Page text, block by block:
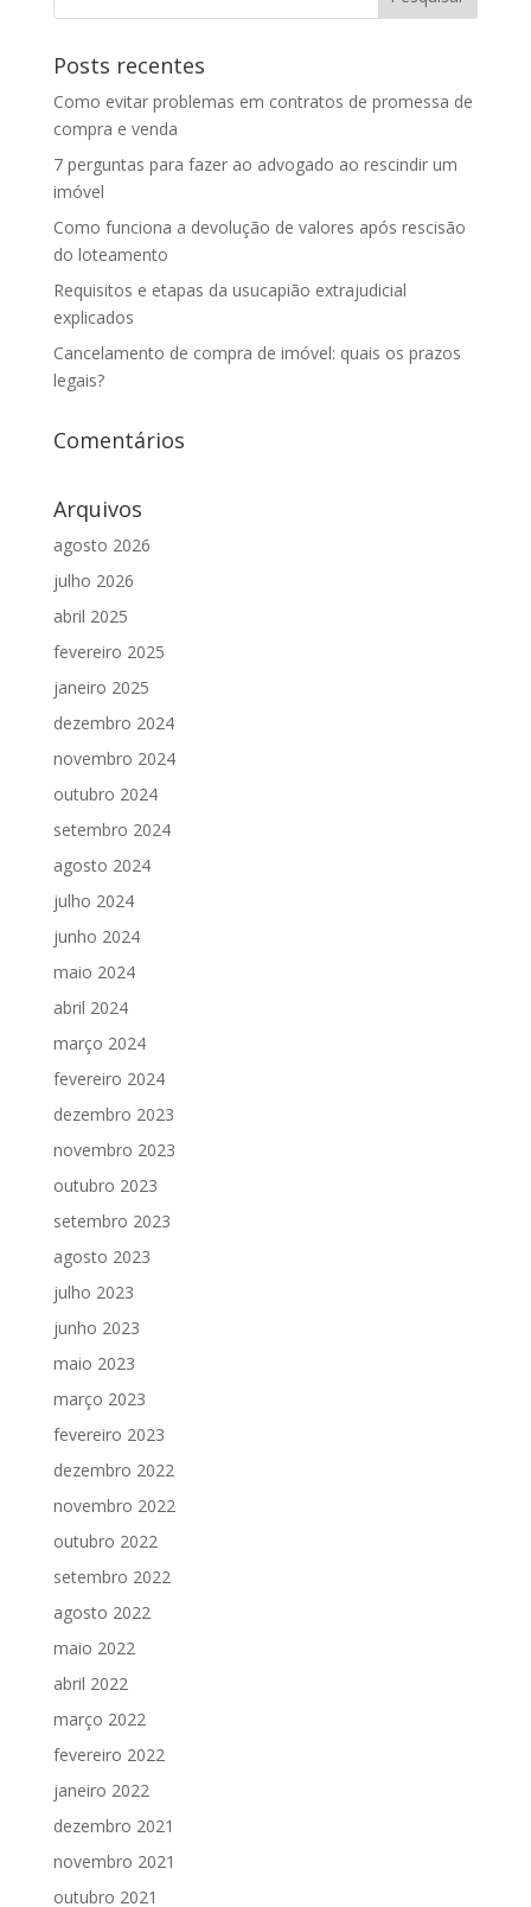
Posts recentes
Como evitar problemas em contratos de promessa de
compra e venda
7 perguntas para fazer ao advogado ao rescindir um
imóvel
Como funciona a devolução de valores após rescisão
do loteamento
Requisitos e etapas da usucapião extrajudicial
explicados
Cancelamento de compra de imóvel: quais os prazos
legais?
Comentários
Arquivos
agosto 2026
julho 2026
abril 2025
fevereiro 2025
janeiro 2025
dezembro 2024
novembro 2024
outubro 2024
setembro 2024
agosto 2024
julho 2024
junho 2024
maio 2024
abril 2024
março 2024
fevereiro 2024
dezembro 2023
novembro 2023
outubro 2023
setembro 2023
agosto 2023
julho 2023
junho 2023
maio 2023
março 2023
fevereiro 2023
dezembro 2022
novembro 2022
outubro 2022
setembro 2022
agosto 2022
maio 2022
abril 2022
março 2022
fevereiro 2022
janeiro 2022
dezembro 2021
novembro 2021
outubro 2021